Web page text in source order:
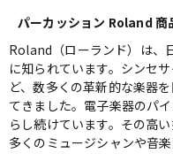
エレキギター
ベース
パーカッション Roland 商
Roland（ローランド）は、
に知られています。シンセ
ど、数多くの革新的な楽器
てきました。電子楽器のパ
らし続けています。その高
多くのミュージシャンや音